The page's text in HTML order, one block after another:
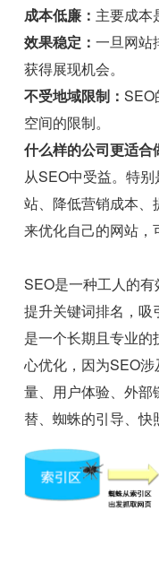
成本低廉： 主要成本
效果稳定：一旦网站
获得展现机会。
不受地域限制：SEO
空间的限制。
什么样的公司更适合
从SEO中受益。特
站、降低营销成本
来优化自己的网站，
SEO是一种工人的
提升关键词排名，
是一个长期且专业
心优化，因为SEO
量、用户体验、外
替、蜘蛛的引导、快